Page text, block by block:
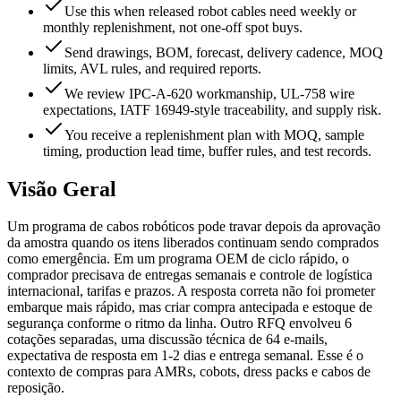
Use this when released robot cables need weekly or
monthly replenishment, not one-off spot buys.
Send drawings, BOM, forecast, delivery cadence, MOQ
limits, AVL rules, and required reports.
We review IPC-A-620 workmanship, UL-758 wire
expectations, IATF 16949-style traceability, and supply risk.
You receive a replenishment plan with MOQ, sample
timing, production lead time, buffer rules, and test records.
Visão Geral
Um programa de cabos robóticos pode travar depois da aprovação
da amostra quando os itens liberados continuam sendo comprados
como emergência. Em um programa OEM de ciclo rápido, o
comprador precisava de entregas semanais e controle de logística
internacional, tarifas e prazos. A resposta correta não foi prometer
embarque mais rápido, mas criar compra antecipada e estoque de
segurança conforme o ritmo da linha. Outro RFQ envolveu 6
cotações separadas, uma discussão técnica de 64 e-mails,
expectativa de resposta em 1-2 dias e entrega semanal. Esse é o
contexto de compras para AMRs, cobots, dress packs e cabos de
reposição.